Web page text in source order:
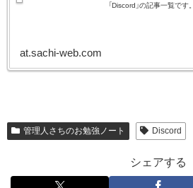
「Discord」の記事一覧です。
at.sachi-web.com
管理人さちのお勉強ノート Discord
シェアする